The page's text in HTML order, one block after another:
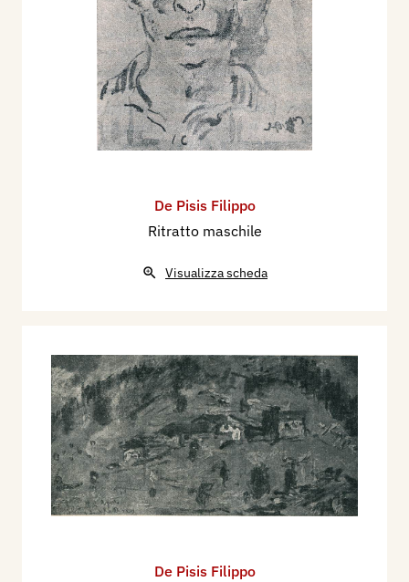
De Pisis Filippo
Ritratto maschile
Visualizza scheda
De Pisis Filippo